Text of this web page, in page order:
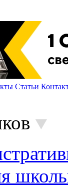
Статьи